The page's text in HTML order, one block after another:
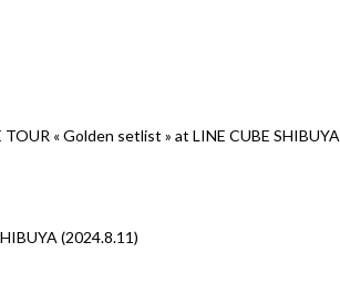
« Golden setlist » at LINE CUBE SHIBUYA
(2024.8.11)